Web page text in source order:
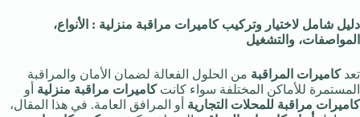
دليل شامل لاختيار وتركيب كاميرات مراقبة منزلية : الأنواع،
المواصفات، والتشغيل
تعدكاميرات المراقبة من الحلول الفعالة لضمان الأمان والمراقبة
المستمرة للأماكن المختلفة سواء كانتكاميرات مراقبة منزلية أو
كاميرات مراقبة للمحلات التجارية أو المرافق العامة. في هذا المقال،